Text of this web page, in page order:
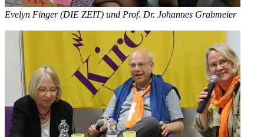
Evelyn Finger (DIE ZEIT) und Prof. Dr. Johannes Grabmeier